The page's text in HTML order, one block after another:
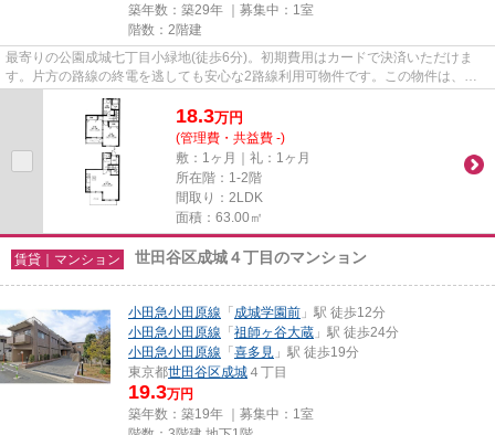
築年数：築29年 ｜募集中： 1室
階数：2階建
最寄りの公園成城七丁目小緑地(徒歩6分)。初期費用はカードで決済いただけま
す。片方の路線の終電を逃しても安心な2路線利用可物件です。この物件は、駅
まで徒歩11分に立地しています...
18.3万円
(管理費・共益費 -)
敷：1ヶ月｜礼：1ヶ月
所在階：1-2階
間取り：2LDK
面積：63.00㎡
賃貸｜マンション 世田谷区成城４丁目のマンション
小田急小田原線 「成城学園前 」駅 徒歩12分
小田急小田原線 「祖師ヶ谷大蔵 」駅 徒歩24分
小田急小田原線 「喜多見 」駅 徒歩19分
東京都世田谷区成城 ４丁目
19.3万円
築年数：築19年 ｜募集中： 1室